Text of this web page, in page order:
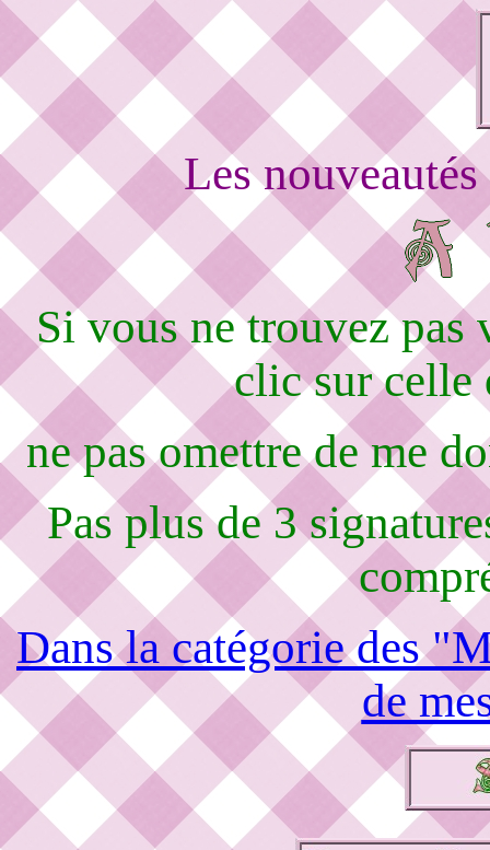
Les
Si vous ne trouvez pas
clic sur celle
ne pas omettre de me
Pas plus de 3
Dans la catégorie des
de